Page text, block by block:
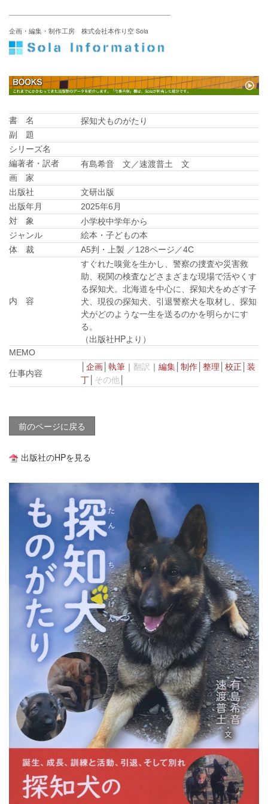
企画・編集・制作工房 株式会社本作り空 Sola
書 名 探知犬ものがたり
副 題
シリーズ名
編著者・訳者
有島希音 文／速渡普土 文
画 家
出版社
文研出版
出版年月
2025年6月
対 象
小学校中学年から
ジャンル
絵本・子どもの本
体 裁
A5判・上製 ／128ページ／4C
内 容
すぐれた嗅覚を生かし、警察の捜査や災害救
助、税関の検査などさまざまな現場で活やくす
る探知犬。北海道を中心に、探知犬をめざす子
犬、現役の探知犬、引退警察犬を取材し、探知
犬がどのような一生を送るのかを明らかにす
る。
（出版社HPより）
MEMO
仕事内容
企画 執筆 ｜ 翻訳 ｜ 編集 制作 整理 校正
装
丁
その他
前のページに戻る
出版社のHPを見る